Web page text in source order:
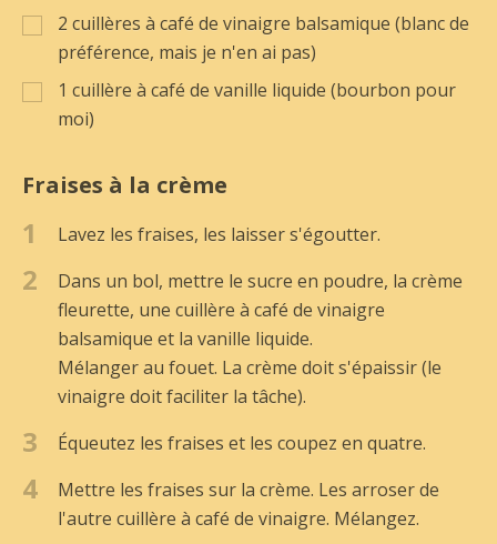
2 cuillères à café de vinaigre balsamique (blanc de
préférence, mais je n'en ai pas)
1 cuillère à café de vanille liquide (bourbon pour
moi)
Fraises à la crème
1 Lavez les fraises, les laisser s'égoutter.
2
Dans un bol, mettre le sucre en poudre, la crème
fleurette, une cuillère à café de vinaigre
balsamique et la vanille liquide.
Mélanger au fouet. La crème doit s'épaissir (le
vinaigre doit faciliter la tâche).
3 Équeutez les fraises et les coupez en quatre.
4
Mettre les fraises sur la crème. Les arroser de
l'autre cuillère à café de vinaigre. Mélangez.